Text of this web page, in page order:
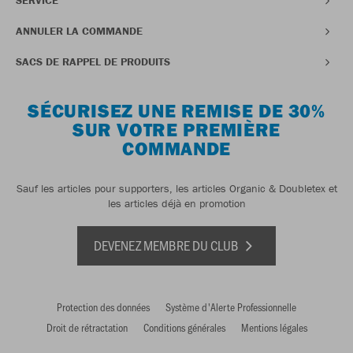
ANNULER LA COMMANDE
SACS DE RAPPEL DE PRODUITS
SÉCURISEZ UNE REMISE DE 30%
SUR VOTRE PREMIÈRE
COMMANDE
Sauf les articles pour supporters, les articles Organic & Doubletex et
les articles déjà en promotion
DEVENEZ MEMBRE DU CLUB
Protection des données
Système d'Alerte Professionnelle
Droit de rétractation
Conditions générales Mentions légales